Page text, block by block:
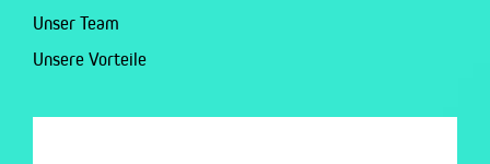
Unser Team
Unsere Vorteile